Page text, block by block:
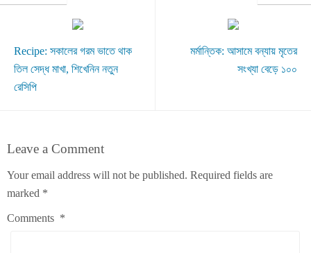
Recipe: সকালের গরম ভাতে থাক
তিল সেদ্ধ মাখা, শিখেনিন নতুন
রেসিপি
মর্মান্তিক: আসামে বন্যায় মৃতের
সংখ্যা বেড়ে ১০০
Leave a Comment
Your email address will not be published. Required fields are
marked *
Comments *